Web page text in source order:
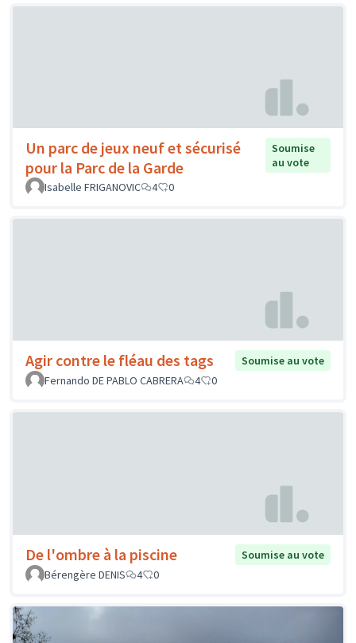
Un parc de jeux neuf et sécurisé
pour la Parc de la Garde
Soumise
au vote
Isabelle FRIGANOVIC
4 0
Agir contre le fléau des tags
Soumise au vote
Fernando DE PABLO CABRERA
4 0
De l'ombre à la piscine
Soumise au vote
Bérengère DENIS
4 0